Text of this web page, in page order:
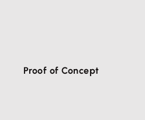
Proof of Concept